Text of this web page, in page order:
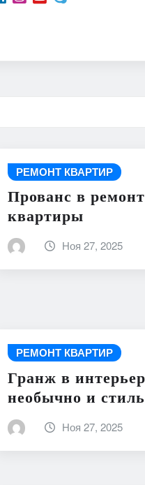
РЕМОНТ КВАРТИР
Прованс в
квартиры
Ноя 27, 2025
РЕМОНТ КВАРТИР
Гранж в
необычно и
Ноя 27, 2025